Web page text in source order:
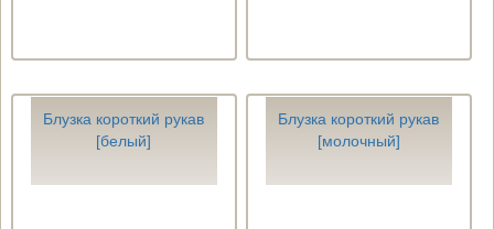
Блузка короткий рукав
[белый]
Блузка короткий рукав
[молочный]